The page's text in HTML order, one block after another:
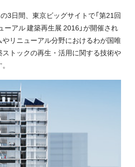
の3日間、東京ビッグサイトで「第21回
ーアル 建築再生展 2016」が開催され
リニューアル分野におけるわが国唯
トックの再生・活用に関する技術や